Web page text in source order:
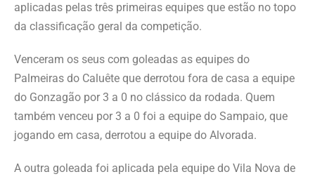
aplicadas pelas três primeiras equipes que estão no topo
da classificação geral da competição.
Venceram os seus com goleadas as equipes do
Palmeiras do Caluête que derrotou fora de casa a equipe
do Gonzagão por 3 a 0 no clássico da rodada. Quem
também venceu por 3 a 0 foi a equipe do Sampaio, que
jogando em casa, derrotou a equipe do Alvorada.
A outra goleada foi aplicada pela equipe do Vila Nova de